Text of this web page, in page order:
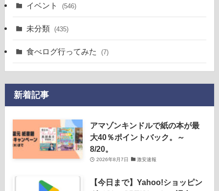
イベント (546)
未分類 (435)
食べログ行ってみた (7)
新着記事
アマゾンキンドルで紙の本が最
大40％ポイントバック。～
8/20。
2026年8月7日 激安速報
【今日まで】Yahoo!ショッピン